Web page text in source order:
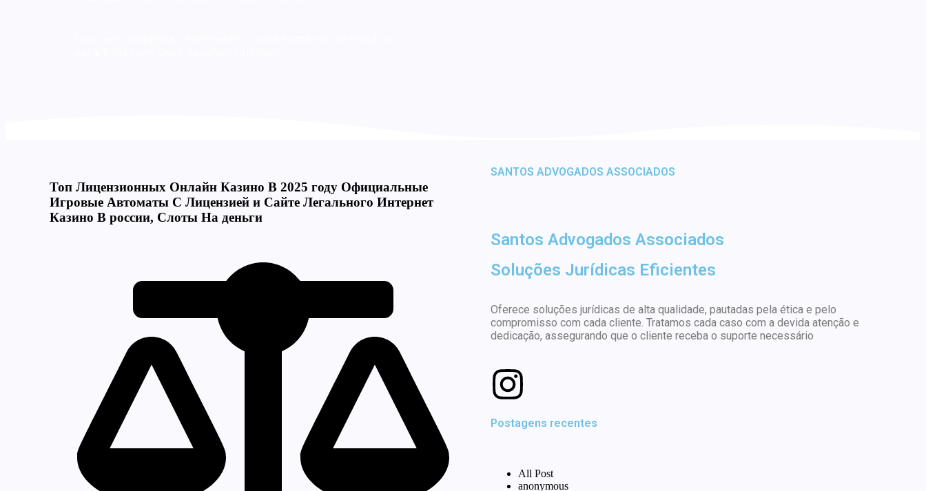
Топ Лицензионных Онлайн Казино В 2025 году Официальные
Игровые Автоматы С Лицензией и Сайте Легального Интернет
Казино В россии, Слоты На деньги
SANTOS ADVOGADOS ASSOCIADOS
Santos Advogados Associados
Soluções Jurídicas Eficientes
Oferece soluções jurídicas de alta qualidade, pautadas pela ética e pelo
compromisso com cada cliente. Tratamos cada caso com a devida atenção e
dedicação, assegurando que o cliente receba o suporte necessário
Postagens recentes
All Post
anonymous